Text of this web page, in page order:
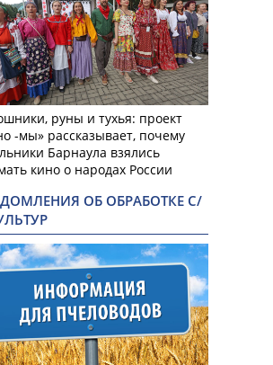
руны и тухья: проект
-мы» рассказывает, почему
Барнаула взялись
кино о народах России
ОБ ОБРАБОТКЕ С/